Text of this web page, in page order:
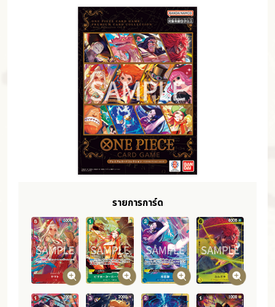
รายการการ์ด